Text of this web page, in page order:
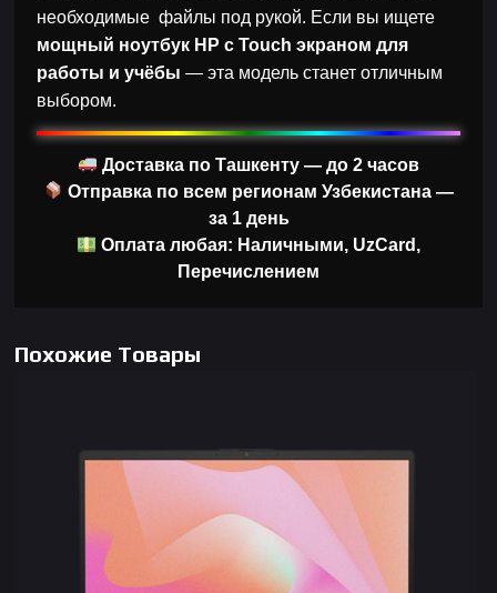
необходимые файлы под рукой. Если вы ищете
мощный ноутбук HP с Touch экраном для
работы и учёбы — эта модель станет отличным
выбором.
Доставка по Ташкенту — до 2 часов
Отправка по всем регионам Узбекистана —
за 1 день
Оплата любая: Наличными, UzCard,
Перечислением
Похожие Товары